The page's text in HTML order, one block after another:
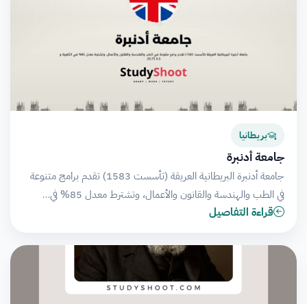
بريطانيا
جامعة أدنبرة
جامعة أدنبرة البريطانية العريقة (تأسست 1583) تقدم برامج متنوعة
في الطب والهندسة والقانون والأعمال، وتشترط معدل 85% في…
قراءة التفاصيل